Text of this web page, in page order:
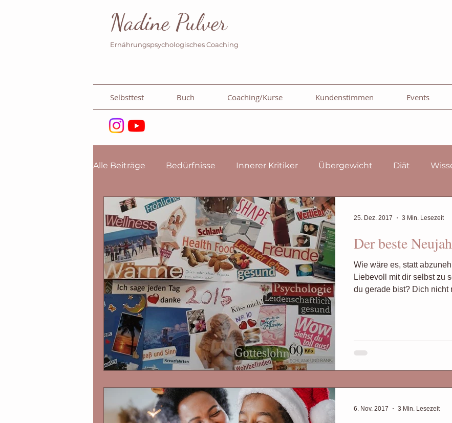
Nadine Pulver
Ernährungspsychologisches Coaching
Selbsttest Buch Coaching/Kurse Kundenstimmen Events
Alle Beiträge Bedürfnisse Innerer Kritiker Übergewicht Diät
Psychologie Meine Erfahrung Binge Eating
Intuitives Essen Adventszeit Badeanzug Wege aus dem Binge
Nein sagen Glaubenssätze Stressessen Blutzuckerspiegel
Essen ohne Verbote Übergewicht erfüllt einen guten Zwe
Innerer Fürsorger Essgründe Essdruck Chancen auf dauerhafte
Selbstwertgefühl
Der beste
Wie wäre es, statt
Liebevoll mit dir selbst zu
du gerade bist? Dich nicht
25. Dez. 2017 3 Min. Lesezeit
6. Nov. 2017 3 Min. Lesezeit